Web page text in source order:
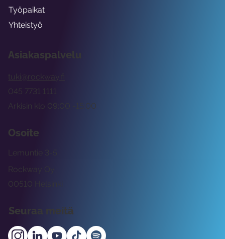
Asiakaspalvelu
tuki@rockway.fi
Arkisin klo 09:00 -15:00
045 7731 1111
Osoite
Rockway Oy
Lemuntie 3-5
00510 Helsinki
Seuraa meitä
Työpaikat
Yhteistyö